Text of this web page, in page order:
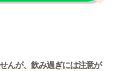
んが、飲み過ぎには注意が